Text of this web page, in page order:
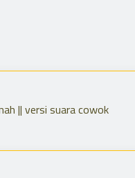
|| versi suara cowok